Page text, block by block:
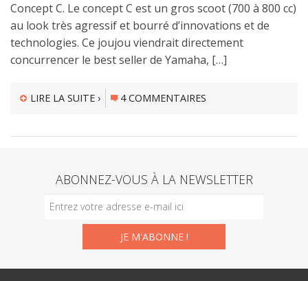
Concept C. Le concept C est un gros scoot (700 à 800 cc)
au look très agressif et bourré d’innovations et de
technologies. Ce joujou viendrait directement
concurrencer le best seller de Yamaha, […]
LIRE LA SUITE › 4 COMMENTAIRES
ABONNEZ-VOUS À LA NEWSLETTER